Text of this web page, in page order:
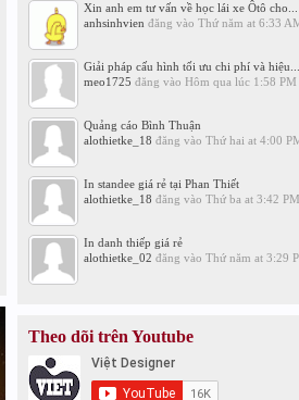
Xin anh em tư vấn về học lái xe Ôtô cho...
anhsinhvien đăng vào Thứ năm at 6:33
Giải pháp cấu hình tối ưu chi phí và hiệu...
meo1725 đăng vào Hôm qua lúc 1:58 PM
Quảng cáo Bình Thuận
alothietke_18 đăng vào Thứ hai at 4:00
In standee giá rẻ tại Phan Thiết
alothietke_18 đăng vào Thứ ba at 3:42 PM
In danh thiếp giá rẻ
alothietke_02 đăng vào Thứ năm at 3:29
Theo dõi trên Youtube